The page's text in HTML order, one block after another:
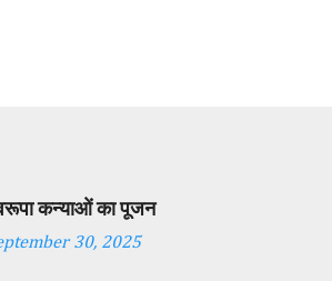
कन्याओं का पूजन
30, 2025